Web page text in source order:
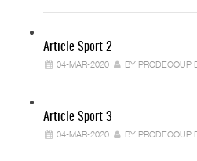
Article Sport 2
04-MAR-2020 BY PRODECOUP
Article Sport 3
04-MAR-2020 BY PRODECOUP